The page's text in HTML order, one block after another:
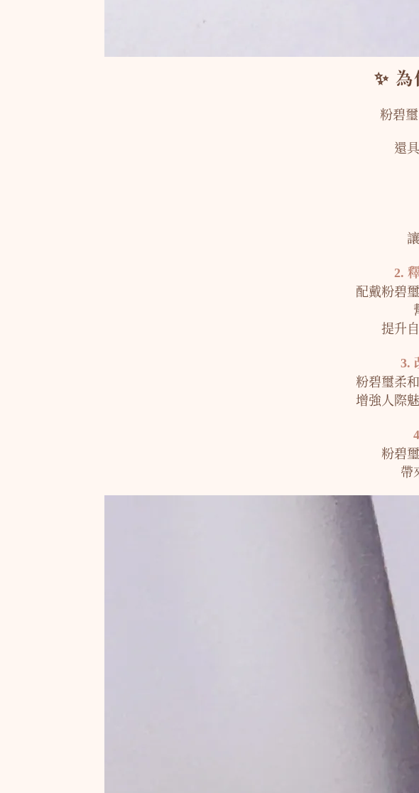
✨ 為
粉碧
還
2.
配戴粉碧
提升
3.
粉碧璽柔
增強人際
粉碧
帶